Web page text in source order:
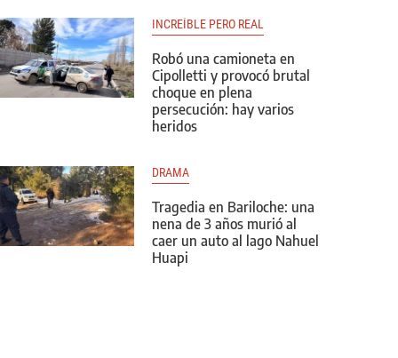
INCREÍBLE PERO REAL
Robó una camioneta en
Cipolletti y provocó brutal
choque en plena
persecución: hay varios
heridos
DRAMA
Tragedia en Bariloche: una
nena de 3 años murió al
caer un auto al lago Nahuel
Huapi